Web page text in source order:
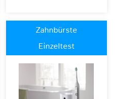
Zahnbürste
Einzeltest